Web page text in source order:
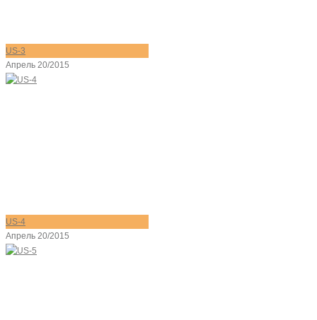
US-3
Апрель 20/2015
US-4
Апрель 20/2015